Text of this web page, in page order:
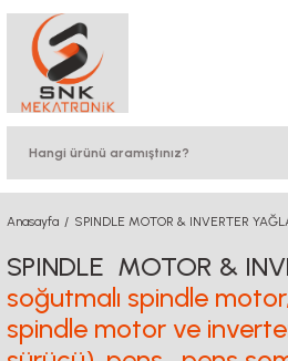
Anasayfa SPINDLE MOTOR & INVERTER
SPINDLE MOTOR &
soğutmalı spindle
spindle motor ve